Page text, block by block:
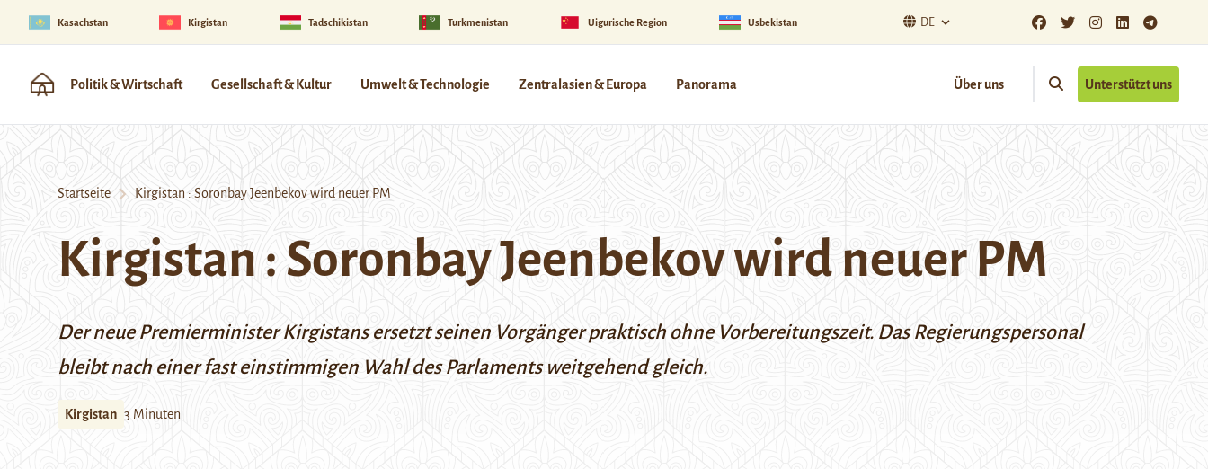
Kasachstan Kirgistan Tadschikistan Turkmenistan Uigurische Region Usbekistan DE
Politik & Wirtschaft Gesellschaft & Kultur Umwelt & Technologie Zentralasien & Europa Panorama Über uns Unterstützt uns
Startseite Kirgistan : Soronbay Jeenbekov wird neuer PM
Kirgistan : Soronbay Jeenbekov wird neuer PM
Der neue Premierminister Kirgistans ersetzt seinen Vorgänger praktisch ohne Vorbereitungszeit. Das Regierungspersonal
bleibt nach einer fast einstimmigen Wahl des Parlaments weitgehend gleich.
Kirgistan 3 Minuten